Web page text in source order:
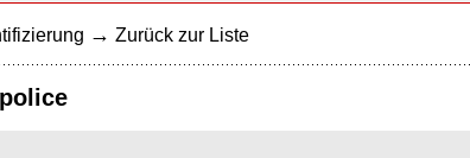
→ Zurück zur Liste